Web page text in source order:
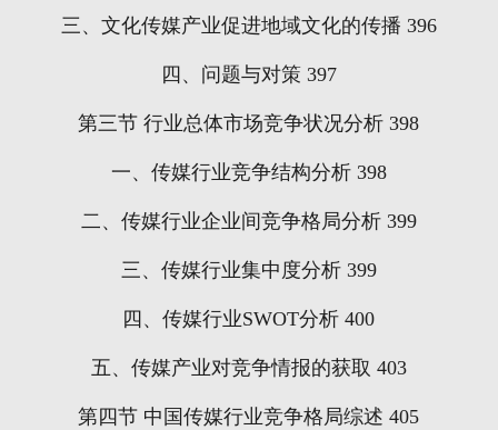
三、文化传媒产业促进地域文化的传播 396
四、问题与对策397
第三节 行业总体市场竞争状况分析 398
一、传媒行业竞争结构分析398
二、传媒行业企业间竞争格局分析399
三、传媒行业集中度分析399
四、传媒行业SWOT分析 400
五、传媒产业对竞争情报的获取 403
第四节 中国传媒行业竞争格局综述 405